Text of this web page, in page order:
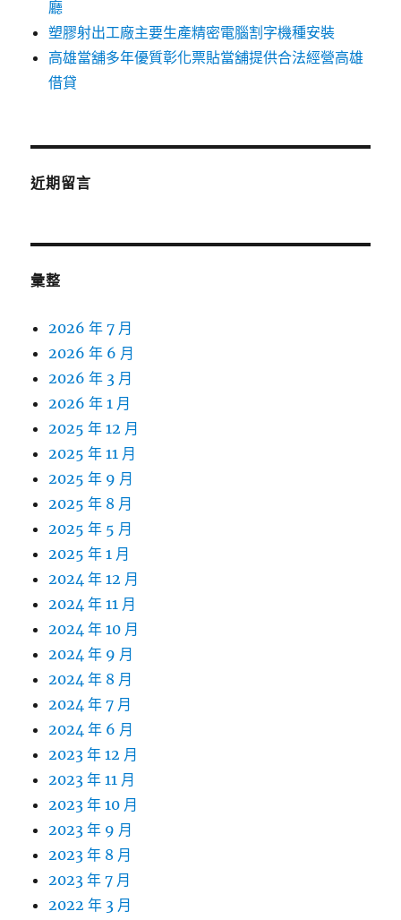
廳
塑膠射出工廠主要生產精密電腦割字機種安裝
高雄當舖多年優質彰化票貼當舖提供合法經營高雄
借貸
近期留言
彙整
2026 年 7 月
2026 年 6 月
2026 年 3 月
2026 年 1 月
2025 年 12 月
2025 年 11 月
2025 年 9 月
2025 年 8 月
2025 年 5 月
2025 年 1 月
2024 年 12 月
2024 年 11 月
2024 年 10 月
2024 年 9 月
2024 年 8 月
2024 年 7 月
2024 年 6 月
2023 年 12 月
2023 年 11 月
2023 年 10 月
2023 年 9 月
2023 年 8 月
2023 年 7 月
2022 年 3 月